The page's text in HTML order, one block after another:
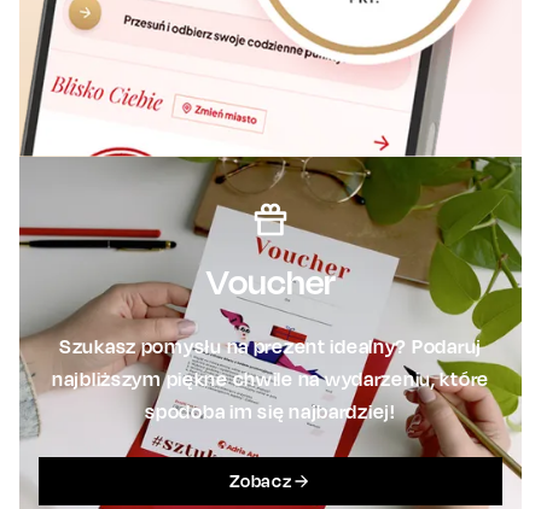
Voucher
Szukasz pomysłu na prezent idealny? Podaruj
najbliższym piękne chwile na wydarzeniu, które
spodoba im się najbardziej!
Zobacz